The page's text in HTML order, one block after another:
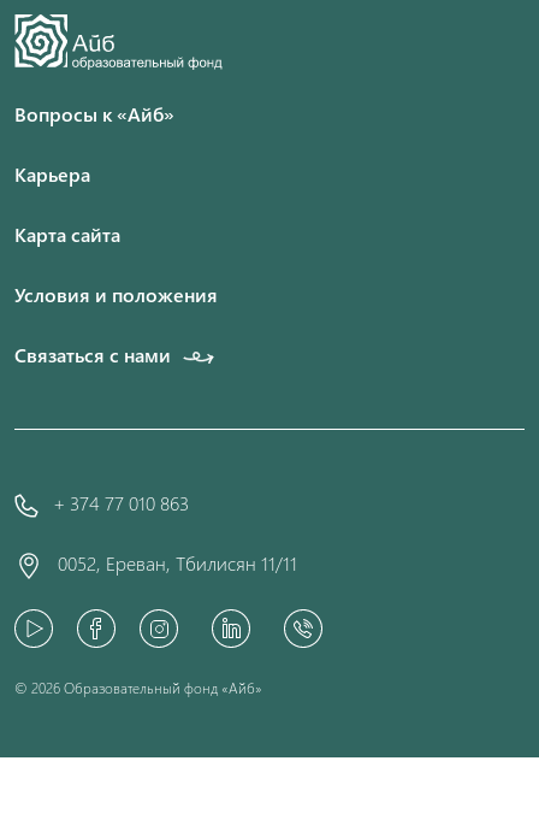
Вопросы к «Айб»
Карьера
Карта сайта
Условия и положения
Связаться с нами
+ 374 77 010 863
0052, Ереван, Тбилисян 11/11
© 2026 Образовательный фонд «Айб»